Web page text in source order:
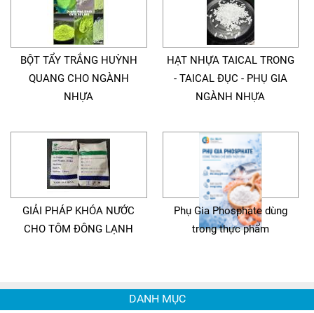
BỘT TẨY TRẮNG HUỲNH
QUANG CHO NGÀNH
NHỰA
HẠT NHỰA TAICAL TRONG
- TAICAL ĐỤC - PHỤ GIA
NGÀNH NHỰA
GIẢI PHÁP KHÓA NƯỚC
CHO TÔM ĐÔNG LẠNH
Phụ Gia Phosphate dùng
trong thực phẩm
DANH MỤC